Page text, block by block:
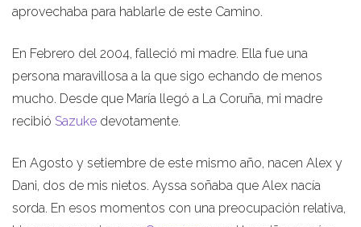
aprovechaba para hablarle de este Camino.
En Febrero del 2004, falleció mi madre. Ella fue una
persona maravillosa a la que sigo echando de menos
mucho. Desde que María llegó a La Coruña, mi madre
recibió Sazuke devotamente.
En Agosto y setiembre de este mismo año, nacen Alex y
Dani, dos de mis nietos. Ayssa soñaba que Alex nacía
sorda. En esos momentos con una preocupación relativa,